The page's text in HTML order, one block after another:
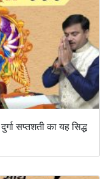
सप्तशती का यह सिद्ध